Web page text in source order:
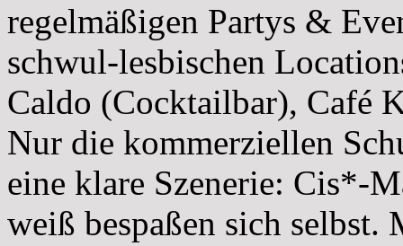
regelmäßigen Partys &
schwul-lesbischen
Caldo (Cocktailbar), Café
Nur die kommerziellen
eine klare Szenerie: Cis*-
weiß bespaßen sich